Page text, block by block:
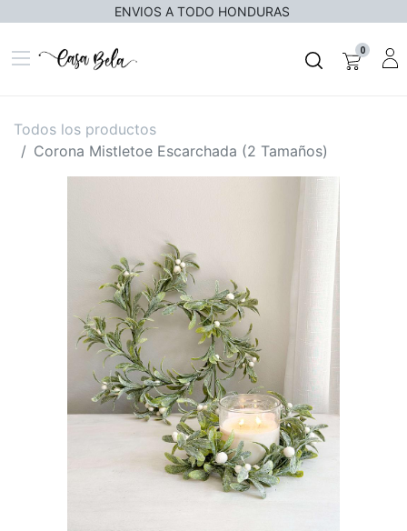
ENVIOS A TODO HONDURAS
0
Todos los productos
Corona Mistletoe Escarchada (2 Tamaños)